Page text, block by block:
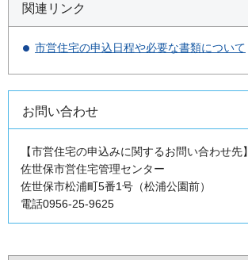
関連リンク
市営住宅の申込日程や必要な書類について
お問い合わせ
【市営住宅の申込みに関するお問い合わせ先】
佐世保市営住宅管理センター
佐世保市松浦町5番1号（松浦公園前）
電話0956-25-9625